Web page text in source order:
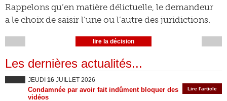
Rappelons qu’en matière délictuelle, le demandeur
a le choix de saisir l’une ou l’autre des juridictions.
lire la décision
Les dernières actualités...
JEUDI 16 JUILLET 2026
Lire l'article
Condamnée par avoir fait indûment bloquer des
vidéos